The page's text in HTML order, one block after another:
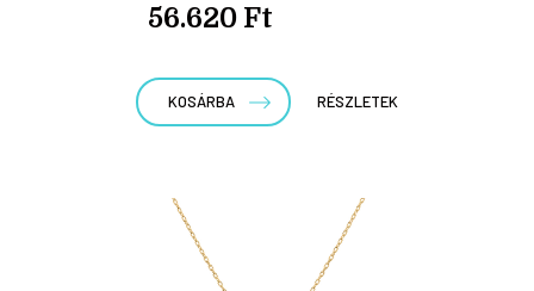
56.620 Ft
KOSÁRBA RÉSZLETEK